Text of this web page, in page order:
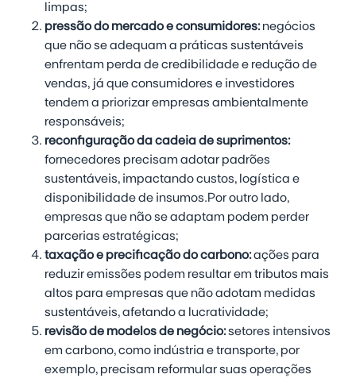
limpas;
pressão do mercado e consumidores:negócios
que não se adequam a práticas sustentáveis
enfrentam perda de credibilidade e redução de
vendas, já que consumidores e investidores
tendem a priorizar empresas ambientalmente
responsáveis;
reconfiguração da cadeia de suprimentos:
fornecedores precisam adotar padrões
sustentáveis, impactando custos, logística e
disponibilidade de insumos.Por outro lado,
empresas que não se adaptam podem perder
parcerias estratégicas;
taxação e precificação do carbono:ações para
reduzir emissões podem resultar em tributos mais
altos para empresas que não adotam medidas
sustentáveis, afetando a lucratividade;
revisão de modelos de negócio:setores intensivos
em carbono, como indústria e transporte, por
exemplo, precisam reformular suas operações